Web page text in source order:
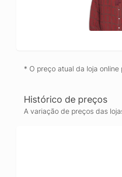
* O preço atual da loja
Histórico de preços
A variação de preços das